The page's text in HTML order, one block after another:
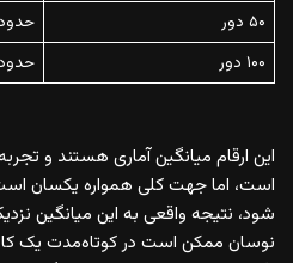
۵۰ دور
حدود ۲۲
۱۰۰ دور
حدود ۵
این ارقام میانگین آماری هستند و
است، اما جهت کلی همواره یکسان
شود، نتیجه واقعی به این میانگین
نوسان ممکن است در کوتاه‌مدت یک